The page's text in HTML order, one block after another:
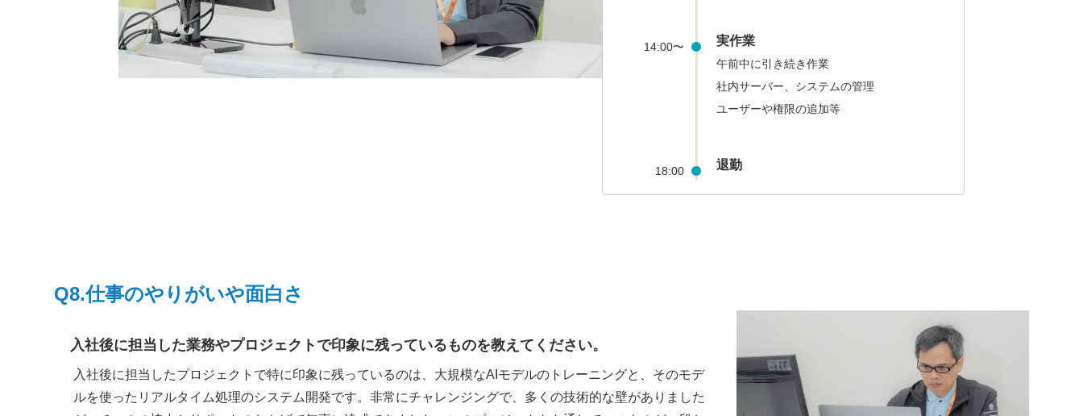
14:00〜 実作業
午前中に引き続き作業
社内サーバー、システムの管理
ユーザーや権限の追加等
18:00 退勤
Q8.仕事のやりがいや面白さ
入社後に担当した業務やプロジェクトで印象に残っているものを教えてください。
入社後に担当したプロジェクトで特に印象に残っているのは、大規模なAIモデルのトレーニングと、そのモデ
ルを使ったリアルタイム処理のシステム開発です。非常にチャレンジングで、多くの技術的な壁がありました